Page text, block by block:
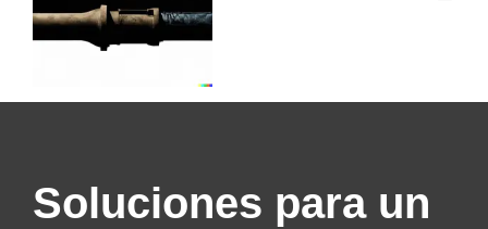
Soluciones para un